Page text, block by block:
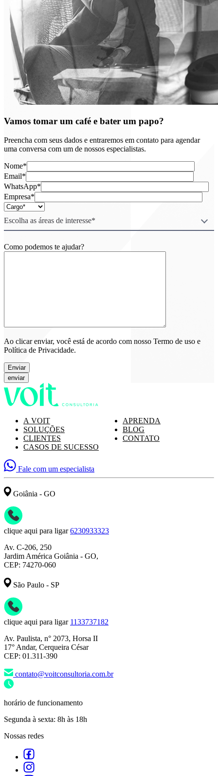
Vamos tomar um café e bater um papo?
Preencha com seus dados e entraremos em contato para agendar
uma conversa com um de nossos especialistas.
Nome*
Email*
WhatsApp*
Empresa*
Escolha as áreas de interesse*
Como podemos te ajudar?
Ao clicar enviar, você está de acordo com nosso Termo de uso e
Política de Privacidade.
Enviar
A VOIT
SOLUÇÕES
CLIENTES
CASOS DE SUCESSO
APRENDA
BLOG
CONTATO
Fale com um especialista
Goiânia - GO
clique aqui para ligar 6230933323
Av. C-206, 250
Jardim América Goiânia - GO,
CEP: 74270-060
São Paulo - SP
clique aqui para ligar 1133737182
Av. Paulista, n° 2073, Horsa II
17° Andar, Cerqueira César
CEP: 01.311-390
contato@voitconsultoria.com.br
horário de funcionamento
Segunda à sexta: 8h às 18h
Nossas redes